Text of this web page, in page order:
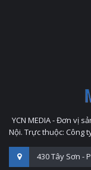
YCN MEDIA - Đơn vị
Nội. Trực thuộc: Công
430 Tây Sơn -